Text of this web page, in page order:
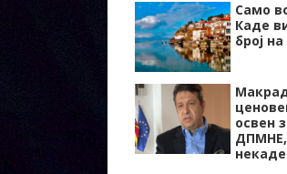
Само
Каде
број
освен
ДПМНЕ,